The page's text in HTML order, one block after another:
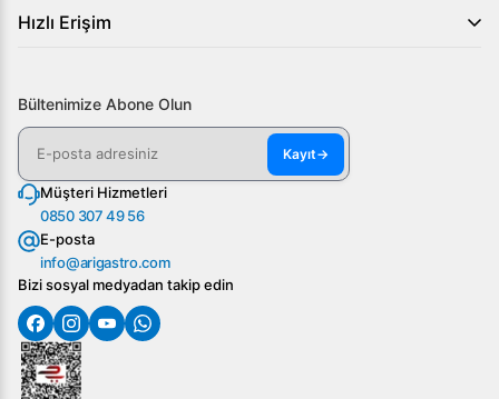
Hızlı Erişim
Bültenimize Abone Olun
Kayıt→
Müşteri Hizmetleri
0850 307 49 56
E-posta
info@arigastro.com
Bizi sosyal medyadan takip edin